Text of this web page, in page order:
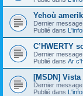
Yehoù
Dernier
Publié dans
C’HWERTY
Dernier
Publié dans Ar
[MSDN]
Dernier
Publié dans